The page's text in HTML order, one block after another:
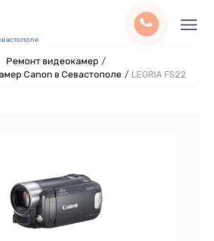
Ремонт видеокамер /
Canon в Севастополе / LEGRIA FS22